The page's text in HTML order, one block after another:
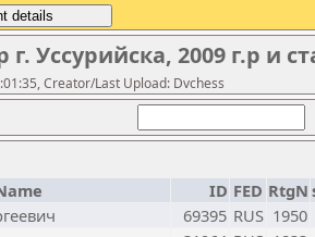
Уссурийска, 2009 г.р и
Creator/Last Upload: Dvchess
ID FED RtgN
69395 RUS 1950